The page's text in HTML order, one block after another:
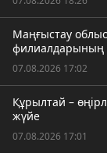
Маңғыстау
филиалдарының
07.08.2026 17:02
Құрылтай –
жүйе
07.08.2026 17:01